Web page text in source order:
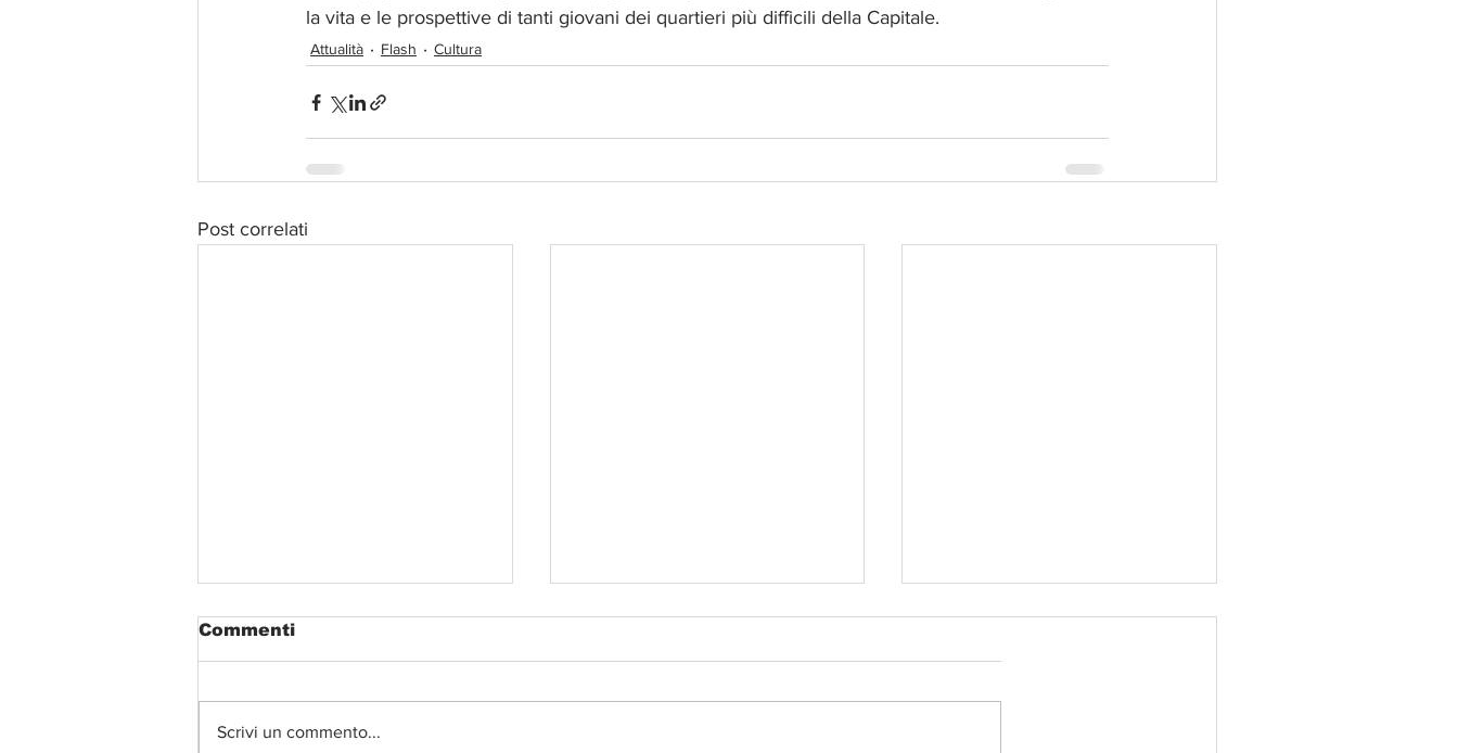
la vita e le prospettive di tanti giovani dei quartieri più difficili della Capitale.
Attualità Flash Cultura
Post correlati
Commenti
Scrivi un commento...